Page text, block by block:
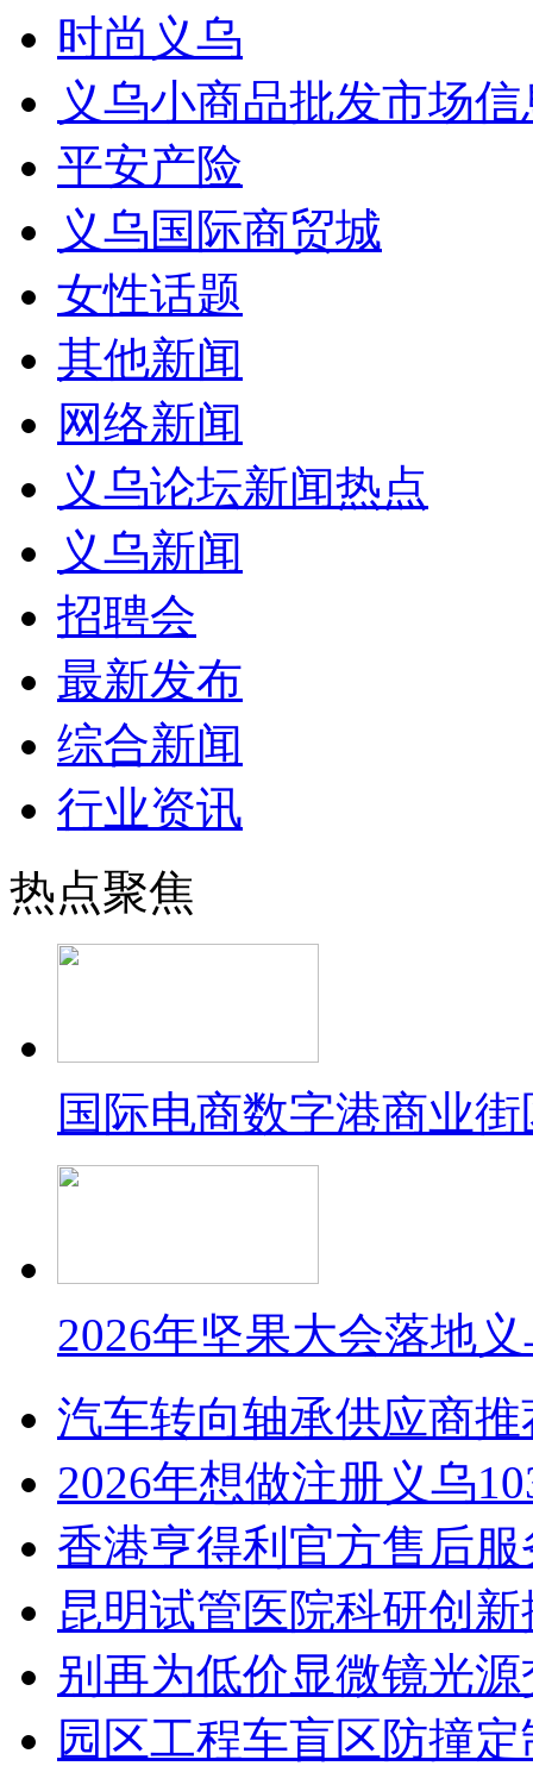
时尚义乌
义乌小商品批发市场
平安产险
义乌国际商贸城
女性话题
其他新闻
网络新闻
义乌论坛新闻热点
义乌新闻
招聘会
最新发布
综合新闻
行业资讯
热点聚焦
国际电商数字港商业
2026年坚果大会落地
汽车转向轴承供应商
2026年想做注册义乌
香港亨得利官方售后
昆明试管医院科研创
别再为低价显微镜光
园区工程车盲区防撞